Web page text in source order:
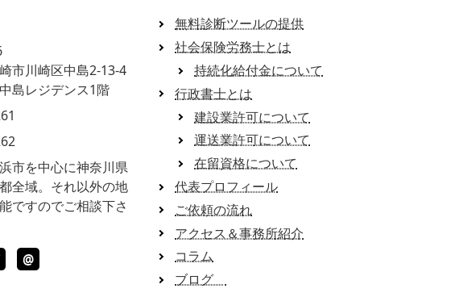
市川崎区中島2-13-4
島レジデンス1階
市を中心に神奈川県
全域。それ以外の地
ですのでご相談下さ
Twitter
LINE
@
無料診断ツールの提供
社会保険労務士とは
持続化給付金について
行政書士とは
建設業許可について
運送業許可について
在留資格について
代表プロフィール
ご依頼の流れ
アクセス＆事務所紹介
コラム
ブログ